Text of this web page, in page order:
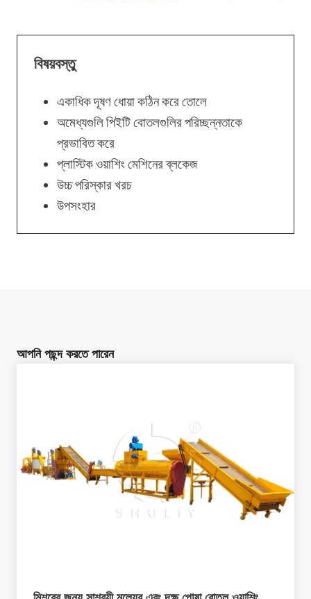
বিষয়বস্তু
একাধিক দূষণ ধোয়া কঠিন করে তোলে
অমেধ্যগুলি পিইটি বোতলগুলির পরিচ্ছন্নতাকে
প্রভাবিত করে
প্লাস্টিক ওয়াশিং মেশিনের ব্লকেজ
উচ্চ পরিস্কার খরচ
উপসংহার
আপনি পছন্দ করতে পারেন